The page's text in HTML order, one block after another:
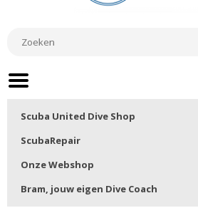
Scuba United Dive Shop
ScubaRepair
Onze Webshop
Bram, jouw eigen Dive Coach